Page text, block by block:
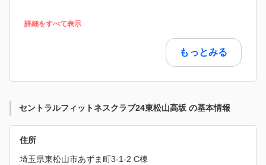
詳細をすべて表示
もっとみる
セントラルフィットネスクラブ24東松山高坂 の基本情報
住所
埼玉県東松山市あずま町3-1-2 C棟